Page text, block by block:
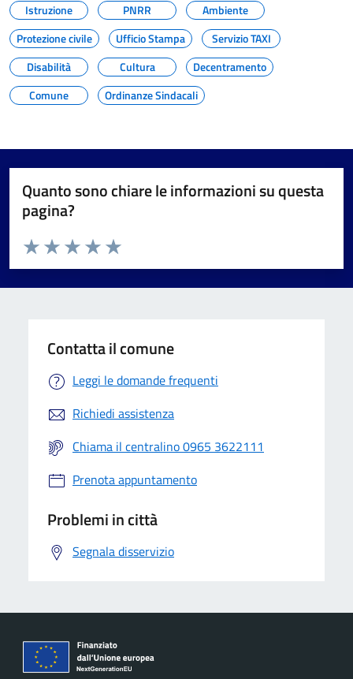
Istruzione
PNRR
Ambiente
Protezione civile
Ufficio Stampa
Servizio TAXI
Disabilità
Cultura
Decentramento
Comune
Ordinanze Sindacali
Quanto sono chiare le informazioni su questa
pagina?
Valuta da 1 a 5 stelle la pagina
Valuta 5 stelle su 5
Valuta 4 stelle su 5
Valuta 3 stelle su 5
Valuta 2 stelle su 5
Valuta 1 stelle su 5
Contatta il comune
Leggi le domande frequenti
Richiedi assistenza
Chiama il centralino 0965 3622111
Prenota appuntamento
Problemi in città
Segnala disservizio